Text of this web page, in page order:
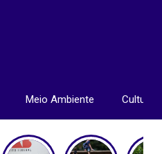
Meio Ambiente Cultura